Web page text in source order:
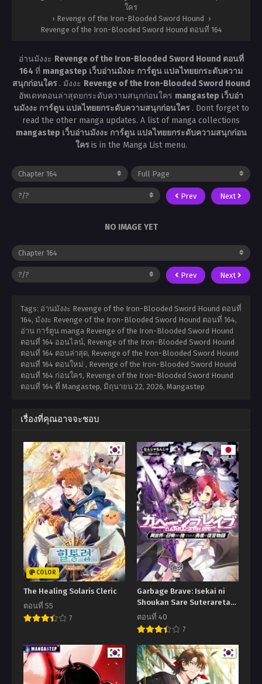
ใคร
› Revenge of the Iron-Blooded Sword Hound ›
Revenge of the Iron-Blooded Sword Hound ตอนที่ 164
อ่านมังงะ Revenge of the Iron-Blooded Sword Hound ตอนที่
164 ที่ mangastep เว็บอ่านมังงะ การ์ตูน แปลไทยยกระดับความ
สนุกก่อนใคร . มังงะ Revenge of the Iron-Blooded Sword Hound
อัพเดทตอนล่าสุดยกระดับความสนุกก่อนใคร mangastep เว็บอ่า
นมังงะ การ์ตูน แปลไทยยกระดับความสนุกก่อนใคร . Dont forget to
read the other manga updates. A list of manga collections
mangastep เว็บอ่านมังงะ การ์ตูน แปลไทยยกระดับความสนุกก่อน
ใครis in the Manga List menu.
Prev Next
NO IMAGE YET
Prev Next
Tags: อ่านมังงะ Revenge of the Iron-Blooded Sword Hound ตอนที่
164, มังงะ Revenge of the Iron-Blooded Sword Hound ตอนที่ 164,
อ่าน การ์ตูน manga Revenge of the Iron-Blooded Sword Hound
ตอนที่ 164 ออนไลน์, Revenge of the Iron-Blooded Sword Hound
ตอนที่ 164 ตอนล่าสุด, Revenge of the Iron-Blooded Sword Hound
ตอนที่ 164 ตอนใหม่ , Revenge of the Iron-Blooded Sword Hound
ตอนที่ 164 ก่อนใคร, Revenge of the Iron-Blooded Sword Hound
ตอนที่ 164 ที่ Mangastep, มิถุนายน 22, 2026, Mangastep
เรื่องที่คุณอาจจะชอบ
COLOR
The Healing Solaris Cleric
ตอนที่ 55
7
Garbage Brave: Isekai ni
Shoukan Sare Suterareta
Yuusha no Fukushuu
Monogatari
ตอนที่ 40
7